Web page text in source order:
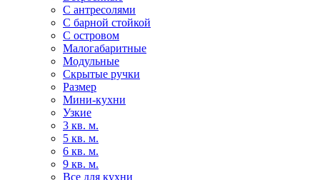
С антресолями
С барной стойкой
С островом
Малогабаритные
Модульные
Скрытые ручки
Размер
Мини-кухни
Узкие
3 кв. м.
5 кв. м.
6 кв. м.
9 кв. м.
Все для кухни